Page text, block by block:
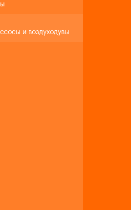
и воздуходувы